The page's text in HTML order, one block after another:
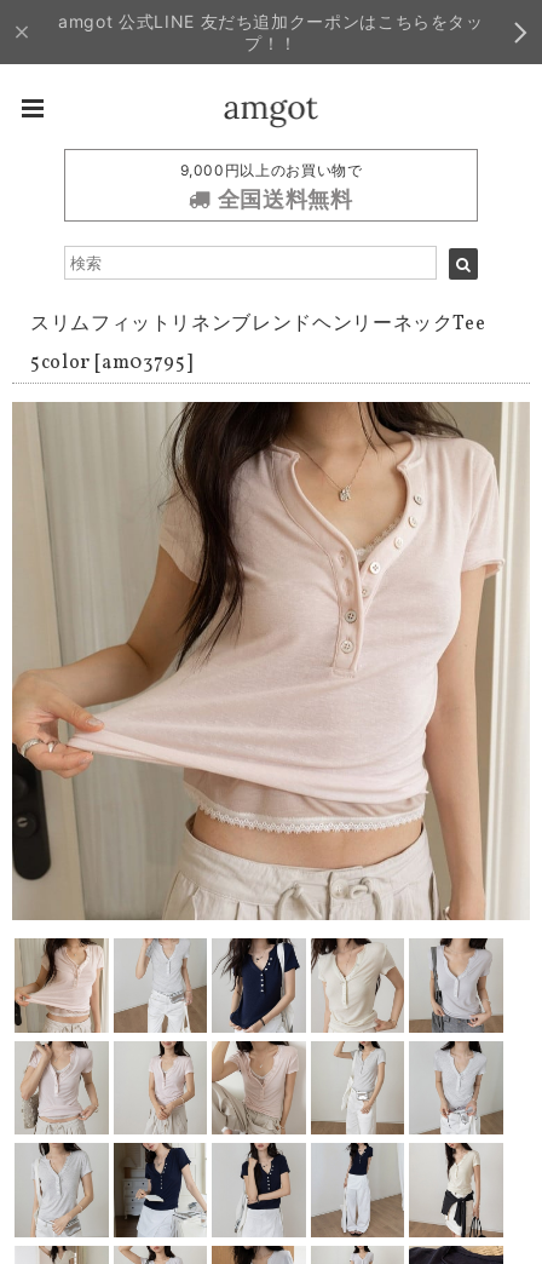
amgot 公式LINE 友だち追加クーポンはこちらをタッ
プ！！
9,000円以上のお買い物で
全国送料無料
スリムフィットリネンブレンドヘンリーネックTee
5color [am03795]